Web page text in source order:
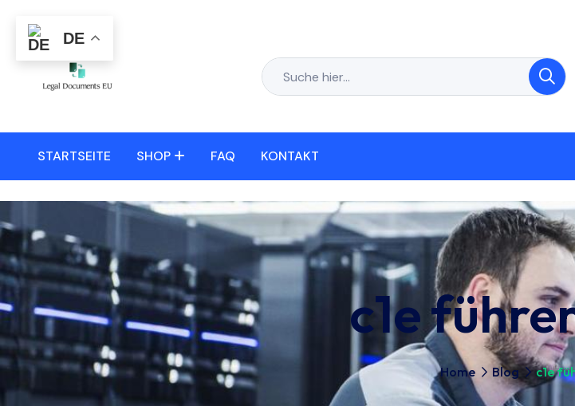
STARTSEITE SHOP FAQ KONTAKT
c1e
Home Blog c1e
DE